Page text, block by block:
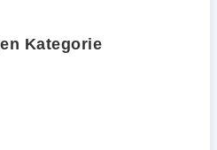
Kategorie